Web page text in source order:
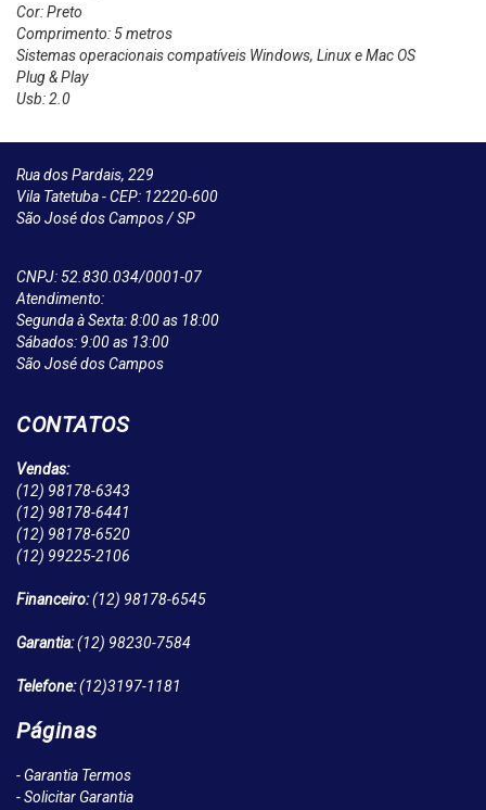
Cor: Preto
Comprimento: 5 metros
Sistemas operacionais compatíveis Windows, Linux e Mac OS
Plug & Play
Usb: 2.0
Rua dos Pardais, 229
Vila Tatetuba - CEP: 12220-600
São José dos Campos / SP
CNPJ: 52.830.034/0001-07
Atendimento:
Segunda à Sexta: 8:00 as 18:00
Sábados: 9:00 as 13:00
São José dos Campos
CONTATOS
Vendas:
(12) 98178-6343
(12) 98178-6441
(12) 98178-6520
(12) 99225-2106
Financeiro:(12) 98178-6545
Garantia:(12) 98230-7584
Telefone:(12)3197-1181
Páginas
- Garantia Termos
- Solicitar Garantia